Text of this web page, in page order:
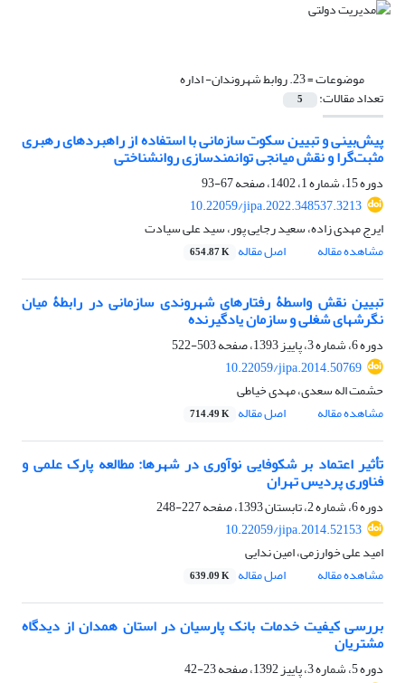
موضوعات =23. روابط شهروندان- اداره
تعداد مقالات: 5
پیش‌بینی و تبیین سکوت سازمانی با استفاده از راهبردهای رهبری
مثبت‌گرا و نقش میانجی توانمندسازی روان‏شناختی
دوره 15، شماره 1، 1402، صفحه
67-93
10.22059/jipa.2022.348537.3213
ایرج مهدی زاده، سعید رجایی پور، سید علی سیادت
مشاهده مقاله
اصل مقاله 654.87 K
تبیین نقش واسطۀ رفتارهای شهروندی سازمانی در رابطۀ میان
نگرش‎های شغلی و سازمان یادگیرنده
دوره 6، شماره 3، پاییز 1393، صفحه
503-522
10.22059/jipa.2014.50769
حشمت اله سعدی، مهدی خیاطی
مشاهده مقاله
اصل مقاله 714.49 K
تأثیر اعتماد بر شکوفایی نوآوری در شهرها: مطالعه پارک علمی و
فناوری پردیس تهران
دوره 6، شماره 2، تابستان 1393، صفحه
227-248
10.22059/jipa.2014.52153
امید علی خوارزمی، امین ندایی
مشاهده مقاله
اصل مقاله 639.09 K
بررسی کیفیت خدمات بانک پارسیان در استان همدان از دیدگاه
مشتریان
دوره 5، شماره 3، پاییز 1392، صفحه
23-42